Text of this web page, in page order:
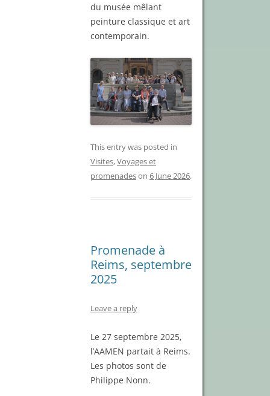
du musée mêlant
peinture classique et art
contemporain.
This entry was posted in
Visites,Voyages et
promenadeson 6 June 2026.
Promenade à
Reims, septembre
2025
Leave a reply
Le 27 septembre 2025,
l’AAMEN partait à Reims.
Les photos sont de
Philippe Nonn.